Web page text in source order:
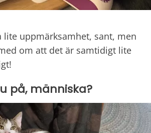
lite uppmärksamhet, sant, men
om att det är samtidigt lite
på, människa?